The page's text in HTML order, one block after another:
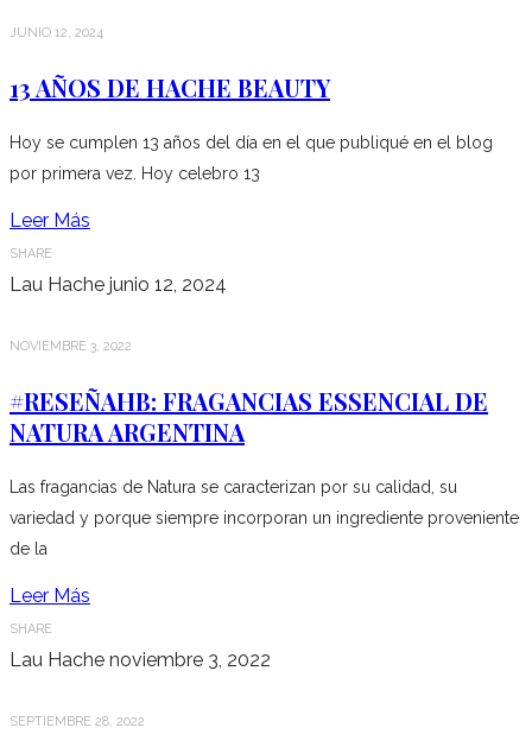
JUNIO 12, 2024
13 AÑOS DE HACHE BEAUTY
Hoy se cumplen 13 años del día en el que publiqué en el blog
por primera vez. Hoy celebro 13
Leer Más
SHARE
Lau Hache junio 12, 2024
NOVIEMBRE 3, 2022
#RESEÑAHB: FRAGANCIAS ESSENCIAL DE
NATURA ARGENTINA
Las fragancias de Natura se caracterizan por su calidad, su
variedad y porque siempre incorporan un ingrediente proveniente
de la
Leer Más
SHARE
Lau Hache noviembre 3, 2022
SEPTIEMBRE 28, 2022